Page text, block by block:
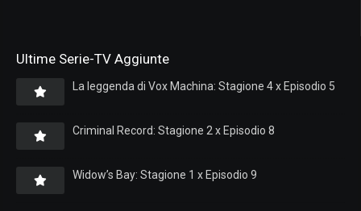
Ultime Serie-TV Aggiunte
La leggenda di Vox Machina: Stagione 4 x Episodio 5
Criminal Record: Stagione 2 x Episodio 8
Widow’s Bay: Stagione 1 x Episodio 9